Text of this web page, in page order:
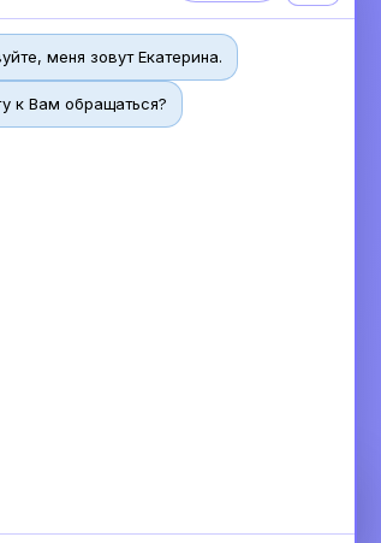
меня зовут Екатерина.
к Вам обращаться?